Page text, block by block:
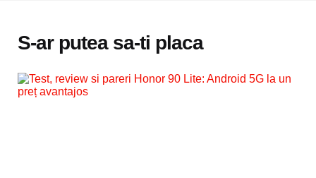
S-ar putea sa-ti placa